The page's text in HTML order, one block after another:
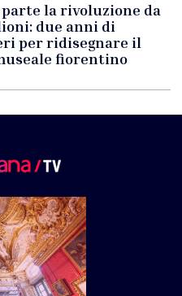
la rivoluzione da
due anni di
per ridisegnare il
fiorentino